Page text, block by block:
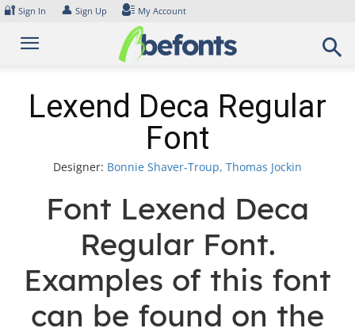
Skip
content
🔐 Sign In 👤 Sign Up My Account
Lexend Deca Regular
Font
Designer: Bonnie Shaver-Troup, Thomas Jockin
Font Lexend Deca
Regular Font.
Examples of this font
can be found on the